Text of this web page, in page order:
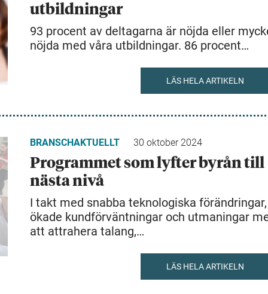
utbildningar
93 procent av deltagarna är nöjda eller
nöjda med våra utbildningar. 86 procent…
LÄS HELA ARTIKELN
BRANSCHAKTUELLT 30 oktober 2024
Programmet som lyfter byrån till
nästa nivå
I takt med snabba teknologiska förändringar,
ökade kundförväntningar och utmaningar
att attrahera talang,…
LÄS HELA ARTIKELN